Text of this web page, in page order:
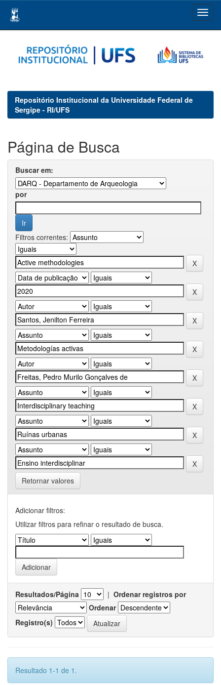
navigation
Repositório Institucional da Universidade Federal de
Sergipe - RI/UFS
Página de Busca
Buscar em:
por
Filtros correntes:
Retornar valores
Adicionar filtros:
Utilizar filtros para refinar o resultado de busca.
Resultados/Página | Ordenar registros por
Ordenar
Registro(s)
Resultado 1-1 de 1.